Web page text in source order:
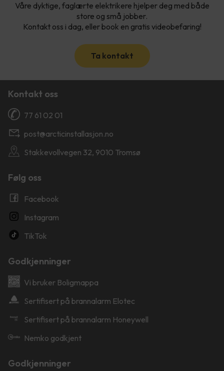
Våre dyktige, faglærte elektrikere hjelper deg med både
store og små jobber.
Kontakt oss i dag, eller book en gratis videobefaring!
Ta kontakt
Kontakt oss
77 61 02 01
post@arcticinstallasjon.no
Stakkevollvegen 32, 9010 Tromsø
Følg oss
Facebook
Instagram
TikTok
Godkjenninger
Vi bruker Boligmappa
Sertifisert på brannalarm Elotec
Sertifisert på brannalarm Honeywell
Nemko godkjent
Godkjenninger